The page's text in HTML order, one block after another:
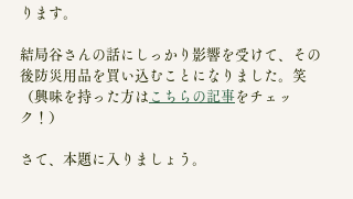
ります。
結局谷さんの話にしっかり影響を受けて、その
後防災用品を買い込むことになりました。笑
（興味を持った方は こちらの記事をチェッ
ク！）
さて、本題に入りましょう。